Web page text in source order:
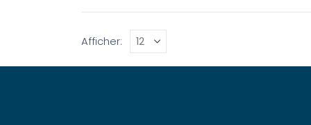
1099,00 €.400,00
Afficher: